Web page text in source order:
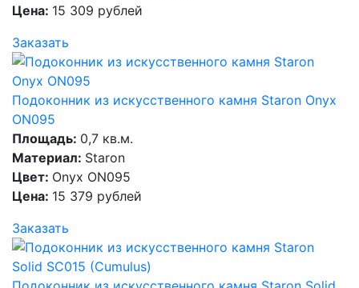
Цена: 15 309 рублей
Заказать
Подоконник из искусственного камня Staron Onyx
ON095
Площадь: 0,7 кв.м.
Материал: Staron
Цвет: Onyx ON095
Цена: 15 379 рублей
Заказать